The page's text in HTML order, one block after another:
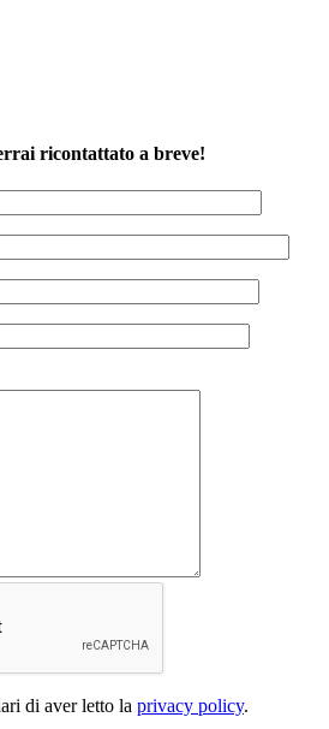
ricontattato a breve!
di aver letto la privacy policy.